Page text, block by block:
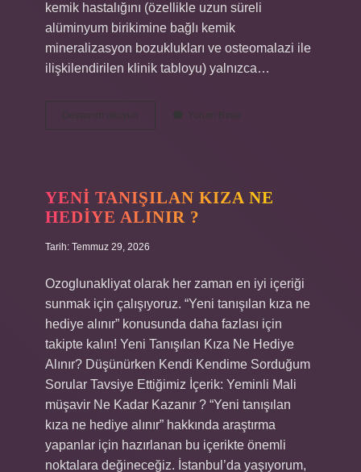
kemik hastalığını (özellikle uzun süreli
alüminyum birikimine bağlı kemik
mineralizasyon bozuklukları ve osteomalazi ile
ilişkilendirilen klinik tabloyu) yalnızca…
YENI TANIŞILAN KIZA NE
HEDIYE ALINIR ?
Tarih: Temmuz 29, 2026
Ozoglunakliyat olarak her zaman en iyi içeriği
sunmak için çalışıyoruz. “Yeni tanışılan kıza ne
hediye alınır” konusunda daha fazlası için
takipte kalın! Yeni Tanışılan Kıza Ne Hediye
Alınır? Düşünürken Kendi Kendime Sorduğum
Sorular Tavsiye Ettiğimiz İçerik: Yeminli Mali
müşavir Ne Kadar Kazanır ? “Yeni tanışılan
kıza ne hediye alınır” hakkında araştırma
yapanlar için hazırlanan bu içerikte önemli
noktalara değineceğiz. İstanbul’da yaşıyorum,